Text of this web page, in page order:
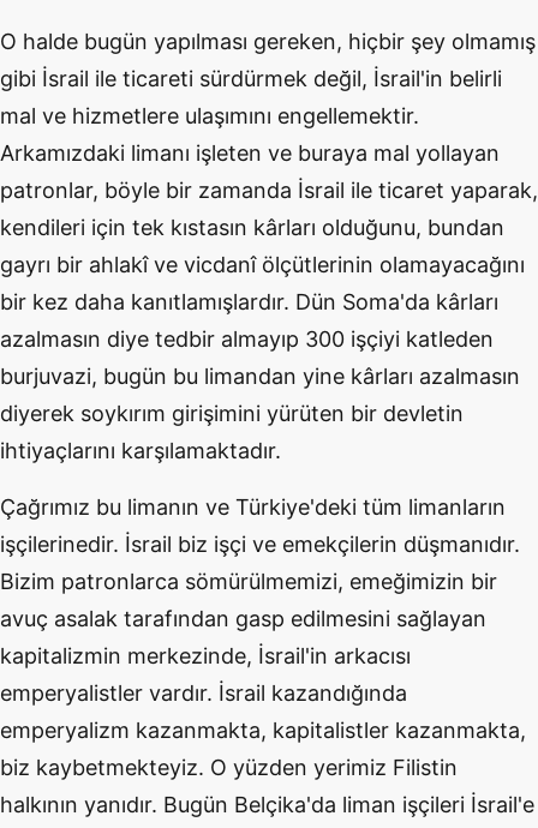
O halde bugün yapılması gereken, hiçbir şey olmamış
gibi İsrail ile ticareti sürdürmek değil, İsrail'in belirli
mal ve hizmetlere ulaşımını engellemektir.
Arkamızdaki limanı işleten ve buraya mal yollayan
patronlar, böyle bir zamanda İsrail ile ticaret yaparak,
kendileri için tek kıstasın kârları olduğunu, bundan
gayrı bir ahlakî ve vicdanî ölçütlerinin olamayacağını
bir kez daha kanıtlamışlardır. Dün Soma'da kârları
azalmasın diye tedbir almayıp 300 işçiyi katleden
burjuvazi, bugün bu limandan yine kârları azalmasın
diyerek soykırım girişimini yürüten bir devletin
ihtiyaçlarını karşılamaktadır.
Çağrımız bu limanın ve Türkiye'deki tüm limanların
işçilerinedir. İsrail biz işçi ve emekçilerin düşmanıdır.
Bizim patronlarca sömürülmemizi, emeğimizin bir
avuç asalak tarafından gasp edilmesini sağlayan
kapitalizmin merkezinde, İsrail'in arkacısı
emperyalistler vardır. İsrail kazandığında
emperyalizm kazanmakta, kapitalistler kazanmakta,
biz kaybetmekteyiz. O yüzden yerimiz Filistin
halkının yanıdır. Bugün Belçika'da liman işçileri İsrail'e